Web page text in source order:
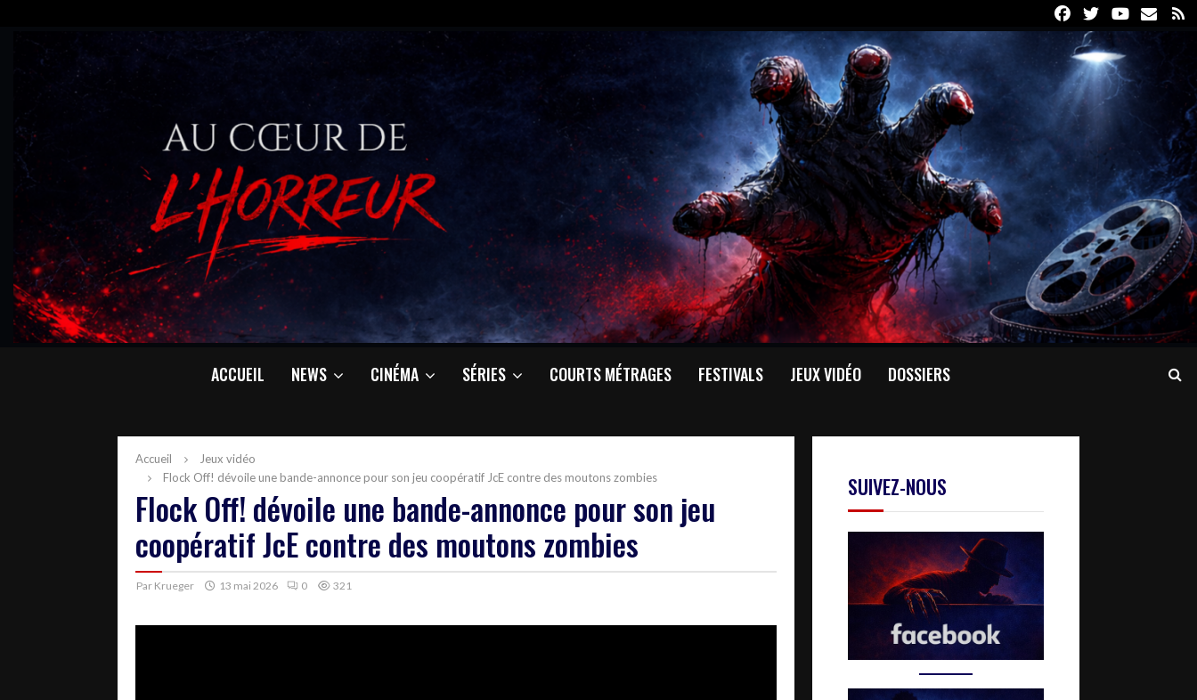
FacebookTwitterYoutube
Email
ACCUEIL NEWS CINÉMA SÉRIES COURTS MÉTRAGES FESTIVALS JEUX VIDÉO DOSSIERS
Accueil
Jeux vidéo
Flock Off! dévoile une bande-annonce pour son jeu coopératif JcE contre des moutons zombies
Flock Off! dévoile une bande-annonce pour son jeu
coopératif JcE contre des moutons zombies
Par Krueger 13 mai 2026 0 321
SUIVEZ-NOUS